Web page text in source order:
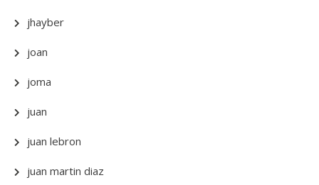
jhayber
joan
joma
juan
juan lebron
juan martin diaz